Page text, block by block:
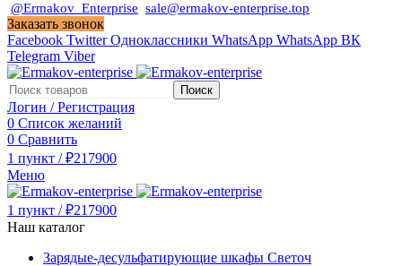
@Ermakov_Enterprise sale@ermakov-enterprise.top
Заказать звонок
Facebook Twitter Одноклассники WhatsApp WhatsApp ВК
Telegram Viber
Поиск
Логин / Регистрация
0 Список желаний
0 Сравнить
1 пункт / ₽217900
Меню
1 пункт / ₽217900
Наш каталог
Зарядые-десульфатирующие шкафы Светоч